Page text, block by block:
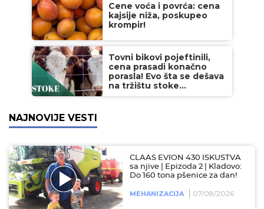
Cene voća i povrća: cena
kajsije niža, poskupeo
krompir!
Tovni bikovi pojeftinili,
cena prasadi konačno
porasla! Evo šta se dešava
na tržištu stoke...
NAJNOVIJE VESTI
CLAAS EVION 430 ISKUSTVA
sa njive | Epizoda 2 | Kladovo:
Do 160 tona pšenice za dan!
MEHANIZACIJA 07/08/2026